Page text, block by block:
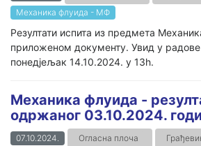
Механика флуида - МФ
Резултати испита из предмета
приложеном документу. Увид у радове
понедјељак 14.10.2024. у 13h.
Механика флуида -
одржаног 03.10.2024.
07.10.2024. Огласна плоча